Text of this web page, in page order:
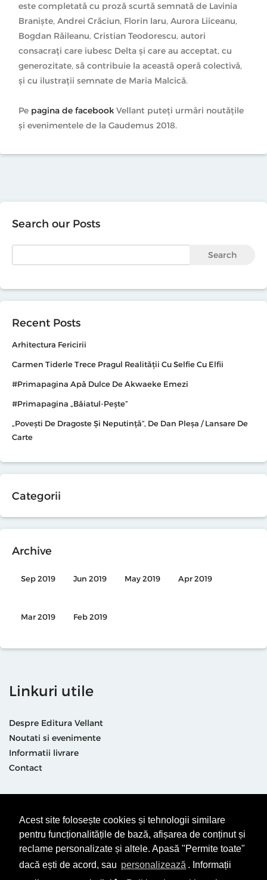
Acest site folosește cookies și tehnologii similare
pentru funcționalitățile de bază, afișarea de conținut și
reclame personalizate și altele. Apasă "Permite toate"
dacă ești de acord, sau personalizează . Informații
este completată cu proză scurtă semnată de Lavinia
Braniște, Andrei Crăciun, Florin Iaru, Aurora Liiceanu,
Bogdan Răileanu, Cristian Teodorescu, autori
consacrați care iubesc Delta și care au acceptat, cu
generozitate, să contribuie la această operă colectivă,
și cu ilustrații semnate de Maria Malcică.
Pe pagina de facebook Vellant puteți urmări noutățile
și evenimentele de la Gaudemus 2018.
Search our Posts
Search
Recent Posts
Arhitectura Fericirii
Carmen Tiderle Trece Pragul Realității Cu Selfie Cu Elfii
#primapagina Apă Dulce De Akwaeke Emezi
#primapagina „Băiatul-Pește”
„Povești De Dragoste Și Neputință”, De Dan Pleșa / Lansare De
Carte
Categorii
Archive
Sep 2019 Jun 2019 May 2019 Apr 2019
Mar 2019 Feb 2019
Linkuri utile
Despre Editura Vellant
Noutati si evenimente
Informatii livrare
Contact